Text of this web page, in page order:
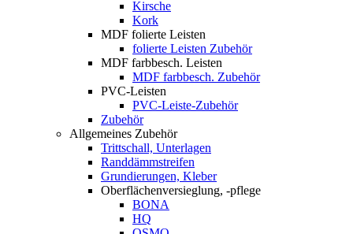
Kirsche
Kork
MDF folierte Leisten
folierte Leisten Zubehör
MDF farbbesch. Leisten
MDF farbbesch. Zubehör
PVC-Leisten
PVC-Leiste-Zubehör
Zubehör
Allgemeines Zubehör
Trittschall, Unterlagen
Randdämmstreifen
Grundierungen, Kleber
Oberflächenversieglung, -pflege
BONA
HQ